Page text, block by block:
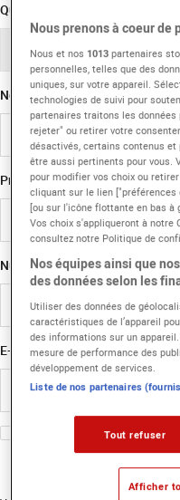
Quel programme vous intéresse
Nom
Prénom
Numéro de téléphone
E-mail
J'accepte de recevoir des
SMS et par whatsapp
Nous prenons à coeur de
Nous et nos 1013 partenaires
personnelles, telles que des
uniques, sur votre appareil.
technologies de suivi pour
partenaires traitons les
rejeter" ou retirer votre
désactivés, certains contenus et
être aussi pertinents pour vous.
pour modifier vos choix ou
cliquant sur le lien
[ou sur l'icône flottante en bas à
Vos choix s'appliqueront à notre
consultez notre Politique de
Nos équipes ainsi que
des données selon les
Utiliser des données de
caractéristiques de l’appareil
des informations sur un
mesure de performance des
développement de services.
Liste de nos partenaires
Tout refuser
Afficher